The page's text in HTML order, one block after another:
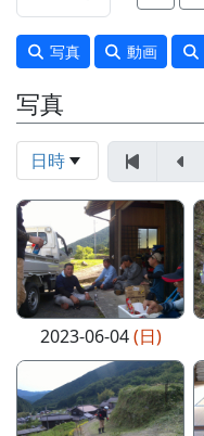
写真 動画
写真
日時
2023-06-04(日)